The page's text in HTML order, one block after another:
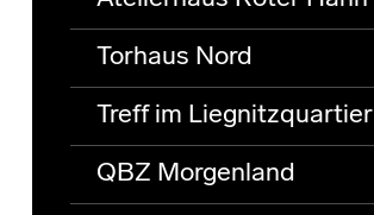
Torhaus Nord
Treff im Liegnitzquartier
QBZ Morgenland